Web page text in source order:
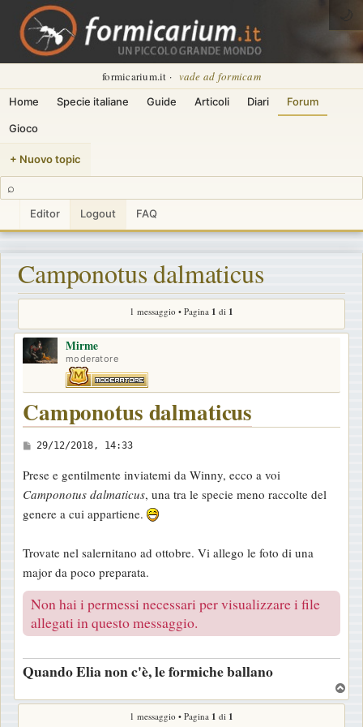
formicarium.it · vade ad formicam
Home Specie italiane Guide Articoli Diari Forum
Gioco
+ Nuovo topic
⌕
Editor Logout FAQ
🌙
Camponotus dalmaticus
1 messaggio • Pagina 1 di 1
Mirme
moderatore
Camponotus dalmaticus
M
s
s
a
g
i
o
29/12/2018, 14:33
Prese e gentilmente inviatemi da Winny, ecco a voi
Camponotus dalmaticus, una tra le specie meno raccolte del
genere a cui appartiene.
Trovate nel salernitano ad ottobre. Vi allego le foto di una
major da poco preparata.
Non hai i permessi necessari per visualizzare i file
allegati in questo messaggio.
Quando Elia non c'è, le formiche ballano
o
1 messaggio • Pagina 1 di 1